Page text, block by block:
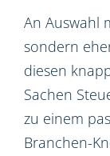
An Auswahl
sondern
diesen
Sachen
zu einem
Branchen-